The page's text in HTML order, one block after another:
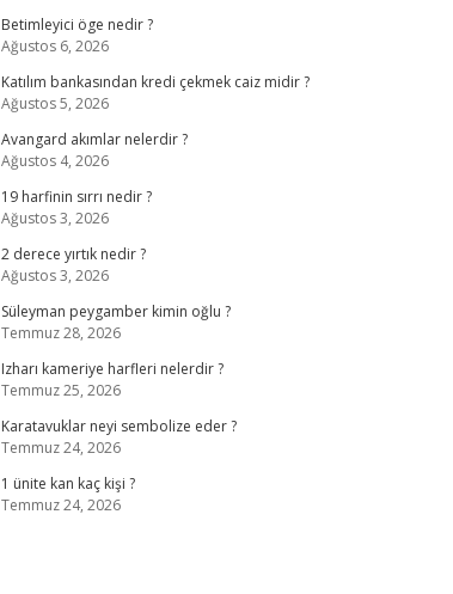
Betimleyici öge nedir ?
Ağustos 6, 2026
Katılım bankasından kredi çekmek caiz midir ?
Ağustos 5, 2026
Avangard akımlar nelerdir ?
Ağustos 4, 2026
19 harfinin sırrı nedir ?
Ağustos 3, 2026
2 derece yırtık nedir ?
Ağustos 3, 2026
Süleyman peygamber kimin oğlu ?
Temmuz 28, 2026
Izharı kameriye harfleri nelerdir ?
Temmuz 25, 2026
Karatavuklar neyi sembolize eder ?
Temmuz 24, 2026
1 ünite kan kaç kişi ?
Temmuz 24, 2026